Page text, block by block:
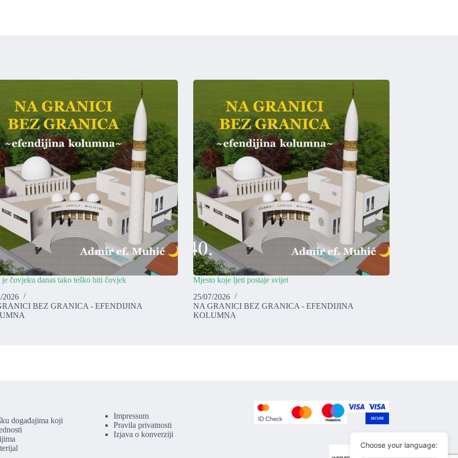
je čovjeku danas tako teško biti čovjek
2026
BEZ GRANICA - EFENDIJINA
Mjesto koje ljeti postaje svijet
25/07/2026
NA GRANICI BEZ GRANICA - EFENDIJINA
KOLUMNA
događajima koji
Impressum
Pravila privatnosti
Izjava o konverziji
Choose your language: